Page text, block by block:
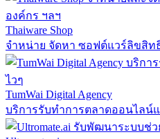
Thaiware Shop
จำหน่าย จัดหา ซอฟต์แวร์ลิขสิท
TumWai Digital Agency
บริการรับทำการตลาดออนไลน์